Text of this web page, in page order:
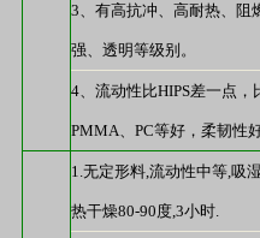
3、有高抗冲、高耐热、阻
强、透明等级别。
4、流动性比HIPS差一点，
PMMA、 PC等好，柔韧性好
1.无定形料,流动性中等,吸
热干燥80-90度,3小时.